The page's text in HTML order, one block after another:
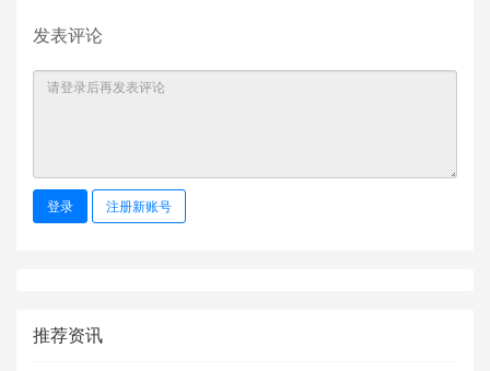
发表评论
登录 注册新账号
推荐资讯